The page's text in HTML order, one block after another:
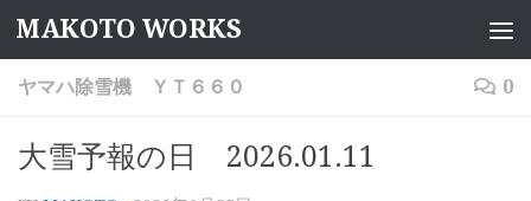
コンテンツへスキップ
MAKOTO WORKS
ヤマハ除雪機 ＹＴ６６０ 0
大雪予報の日 2026.01.11